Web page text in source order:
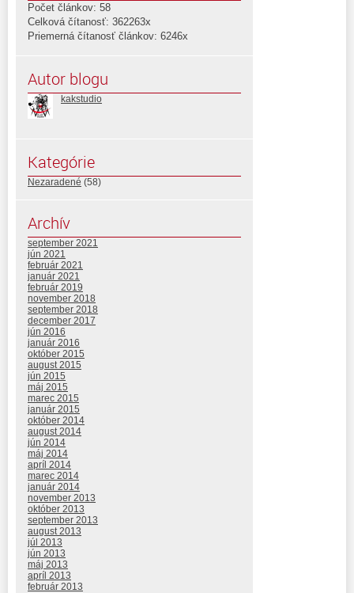
Počet článkov: 58
Celková čítanosť: 362263x
Priemerná čítanosť článkov: 6246x
Autor blogu
kakstudio
Kategórie
Nezaradené (58)
Archív
september 2021
jún 2021
február 2021
január 2021
február 2019
november 2018
september 2018
december 2017
jún 2016
január 2016
október 2015
august 2015
jún 2015
máj 2015
marec 2015
január 2015
október 2014
august 2014
jún 2014
máj 2014
apríl 2014
marec 2014
január 2014
november 2013
október 2013
september 2013
august 2013
júl 2013
jún 2013
máj 2013
apríl 2013
február 2013